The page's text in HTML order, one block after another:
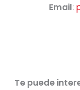
Email:
Te puede